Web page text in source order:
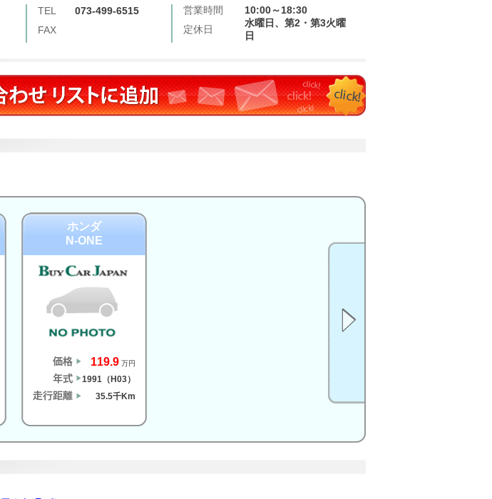
TEL 073-499-6515 営業時間
10:00～18:30
FAX
定休日
水曜日、第2・第3火曜
日
ホンダ
N-ONE
119.9 万円
1991（H03）
35.5千Km